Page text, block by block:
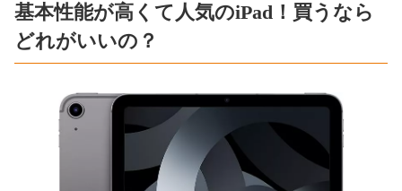
基本性能が高くて人気のiPad！買うなら
どれがいいの？